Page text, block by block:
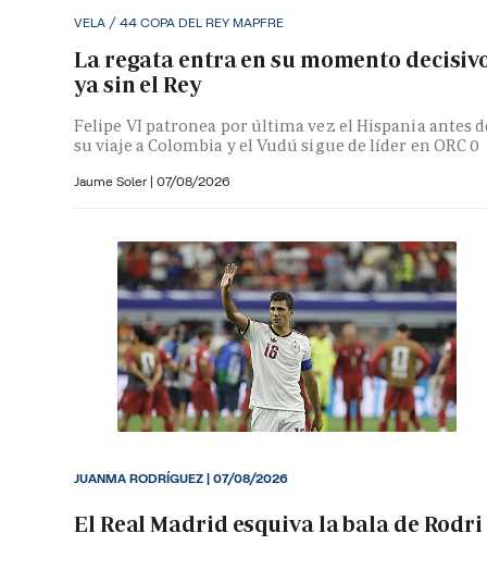
VELA / 44 COPA DEL REY MAPFRE
La regata entra en su momento
ya sin el Rey
Felipe VI patronea por última vez el Hispania antes
su viaje a Colombia y el Vudú sigue de líder en ORC 0
Jaume Soler | 07/08/2026
El Real Madrid esquiva la bala de Rodri
JUANMA RODRÍGUEZ|07/08/2026